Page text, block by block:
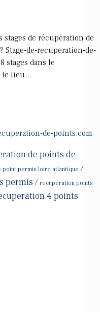
de récupération de
de-recuperation-de-
stages dans le
le lieu...
de-points.com
de points de
point permis loire atlantique /
permis / recuperation points
4 points